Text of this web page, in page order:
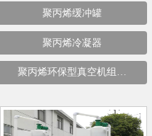
聚丙烯缓冲罐
聚丙烯冷凝器
聚丙烯环保型真空机组…